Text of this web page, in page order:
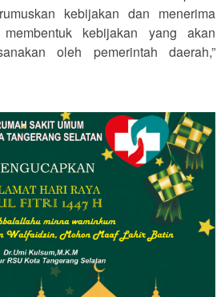
kebijakan dan menerima
kebijakan yang akan
oleh pemerintah daerah,”